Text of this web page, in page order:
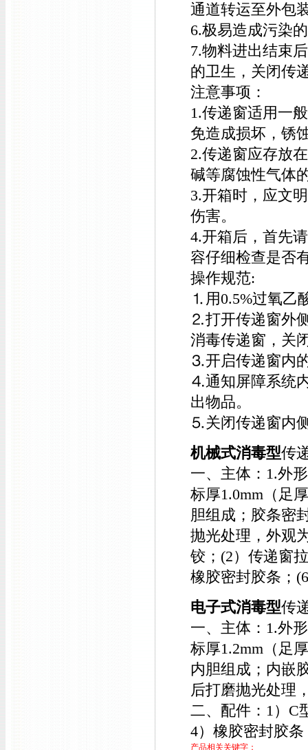
通道转运至外包
6.极易造成污染
7.物料进出结束
的卫生，关闭传
注意事项：
1.传递窗适用一
免造成损坏，锈
2.传递窗应存放
碱等腐蚀性气体
3.开箱时，应文
伤害。
4.开箱后，首先
容仔细检查是否
操作规范:
⒈用0.5%过氧乙
⒉打开传递窗外
消毒传递窗，关
⒊开启传递窗内
⒋通知屏障系统
出物品。
⒌关闭传递窗内
机械式消毒型传
一、主体：1.外
标厚1.0mm（
胆组成；胶条密
抛光处理，外
铰；(2）传递窗
橡胶密封胶条；
电子式消毒型传
一、主体：1.外
标厚1.2mm（
内胆组成；内嵌
后打磨抛光处理
二、配件：1）C
4）橡胶密封胶
产品相关关键字：